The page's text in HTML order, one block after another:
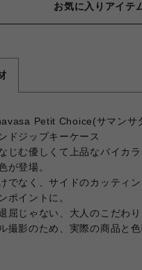
お気に入りアイテ
Petit Choice(サマンサ
ドジップキーケース
じむ優しくて上品なバイカラ
が登場。
でなく、サイドのカッティ
ポイントに。
屈じゃない、大人のこだわ
撮影のため、実際の商品と